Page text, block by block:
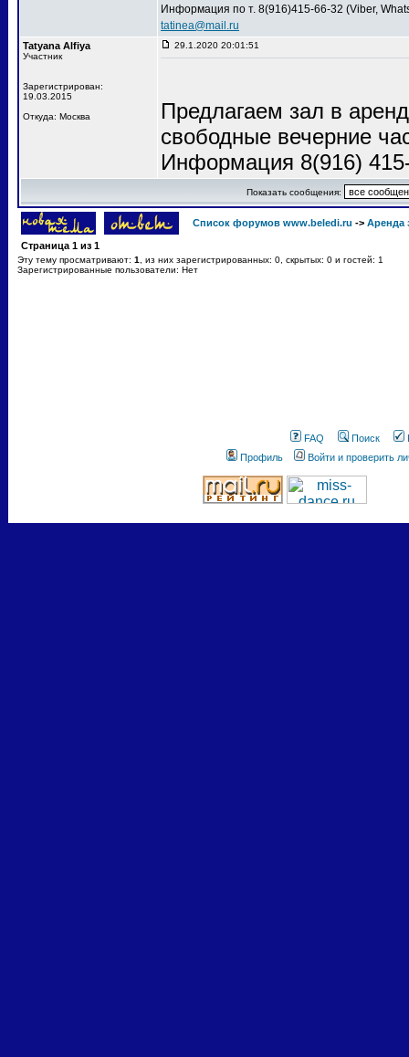
Информация по т. 8(916)415-66-32 (Viber,
tatinea@mail.ru
Tatyana Alfiya
Участник
Зарегистрирован:
19.03.2015
Откуда: Москва
29.1.2020 20:01:51
Предлагаем зал в
свободные вечерние
Информация 8(916)
Показать сообщения:
Список форумов www.beledi.ru -> Аренда
Страница 1 из 1
Эту тему просматривают: 1
, из них зарегистрированных: 0, скрытых: 0 и гостей: 1
Зарегистрированные пользователи: Нет
FAQ Поиск
Профиль
Войти и проверить